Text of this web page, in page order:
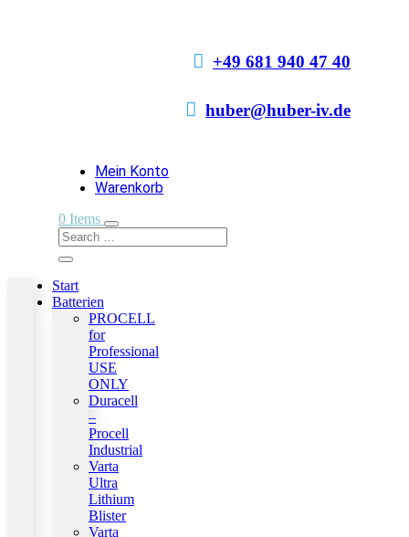
 +49 681 940 47 40
 huber@huber-iv.de
Mein Konto
Warenkorb
0 Items
Start
Batterien
PROCELL
for
Professional
USE
ONLY
Duracell
–
Procell
Industrial
Varta
Ultra
Lithium
Blister
Varta